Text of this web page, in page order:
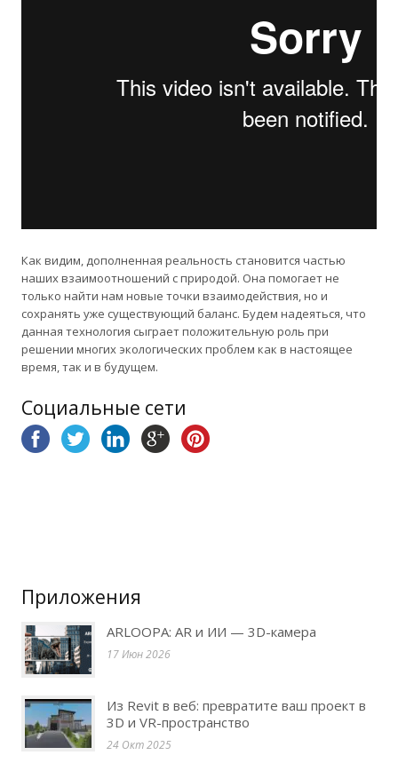
Как видим, дополненная реальность становится частью
наших взаимоотношений с природой. Она помогает не
только найти нам новые точки взаимодействия, но и
сохранять уже существующий баланс. Будем надеяться, что
данная технология сыграет положительную роль при
решении многих экологических проблем как в настоящее
время, так и в будущем.
Социальные сети
Приложения
ARLOOPA: AR и ИИ — 3D-камера
17 Июн 2026
Из Revit в веб: превратите ваш проект в
3D и VR-пространство
24 Окт 2025